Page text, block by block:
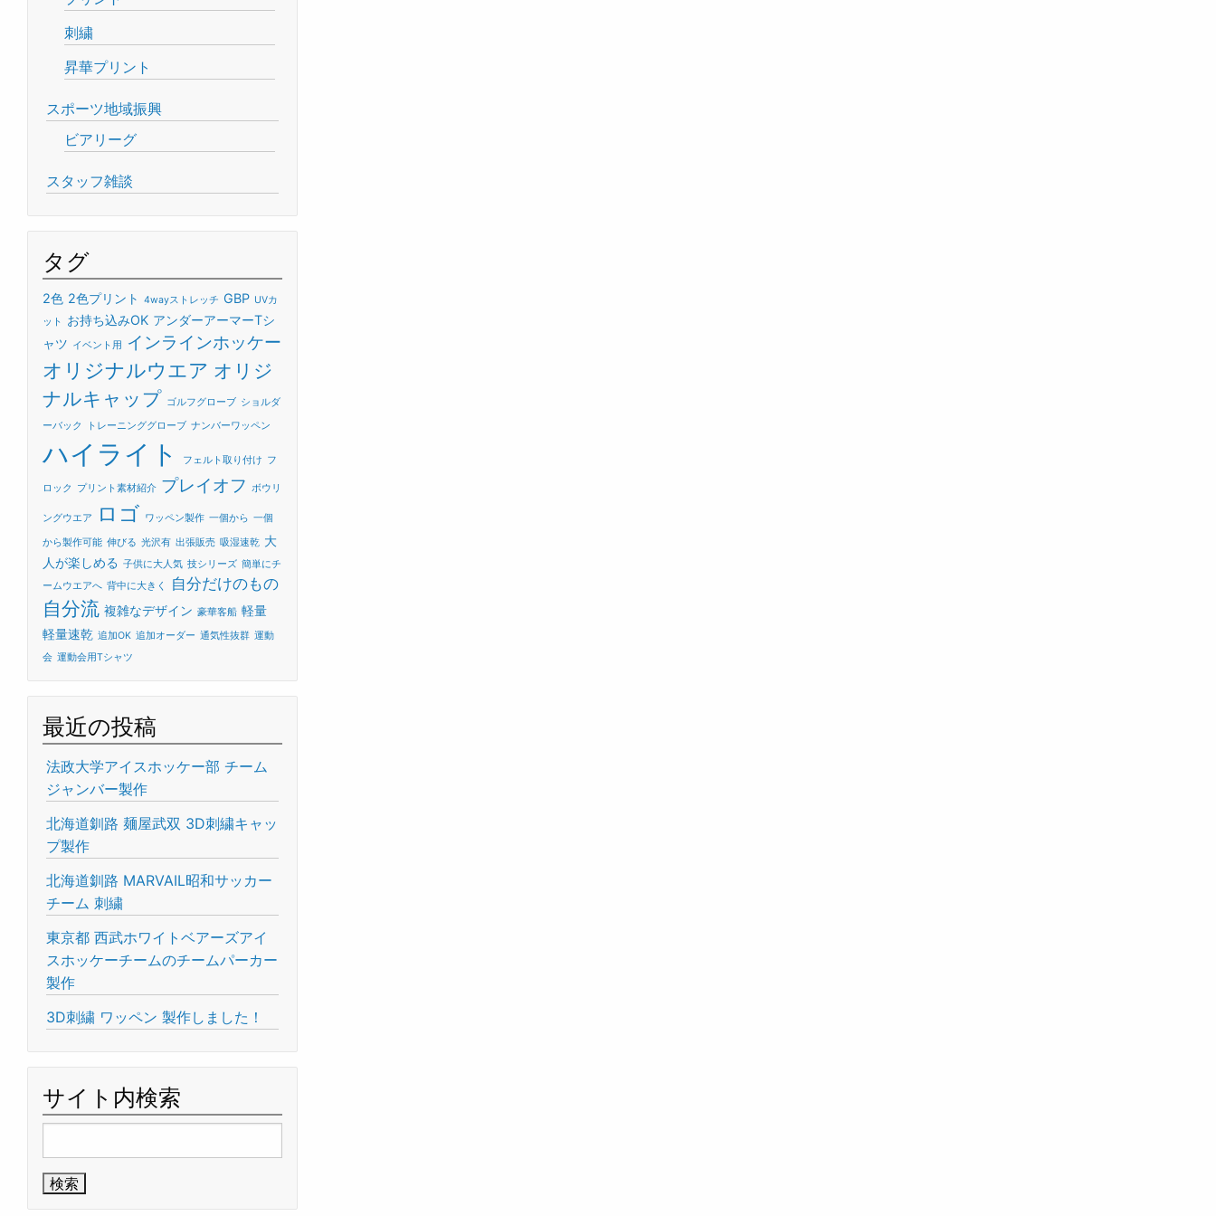
刺繍
昇華プリント
スポーツ地域振興
ビアリーグ
スタッフ雑談
タグ
2色 2色プリント 4wayストレッチ GBP UVカ
ット
お持ち込みOK アンダーアーマーTシ
ャツ イベント用 インラインホッケー
オリジナルウエア オリジ
ナルキャップ ゴルフグローブ ショルダ
ーバック
トレーニンググローブ ナンバーワッペン
ハイライト フェルト取り付け フ
ロック プリント素材紹介 プレイオフ ボウリ
ングウエア ロゴ ワッペン製作 一個から 一個
から製作可能 伸びる 光沢有 出張販売 吸湿速乾 大
人が楽しめる 子供に大人気 技シリーズ 簡単にチ
ームウエアへ 背中に大きく 自分だけのもの
自分流 複雑なデザイン 豪華客船 軽量
軽量速乾 追加OK 追加オーダー 通気性抜群 運動
会 運動会用Tシャツ
最近の投稿
法政大学アイスホッケー部 チーム
ジャンバー製作
北海道釧路 麺屋武双 3D刺繍キャッ
プ製作
北海道釧路 MARVAIL昭和サッカー
チーム 刺繍
東京都 西武ホワイトベアーズアイ
スホッケーチームのチームパーカー
製作
3D刺繍 ワッペン 製作しました！
サイト内検索
索: